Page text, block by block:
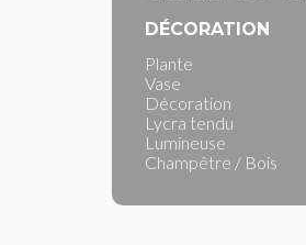
DÉCORATION
Plante
Vase
Décoration
Lycra tendu
Lumineuse
Champêtre / Bois